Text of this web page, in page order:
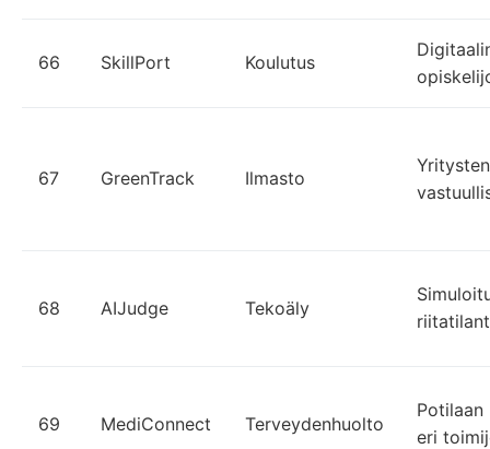
66 SkillPort Koulutus
67 GreenTrack Ilmasto
68 AIJudge Tekoäly
69 MediConnect Terveydenhuolto
eri